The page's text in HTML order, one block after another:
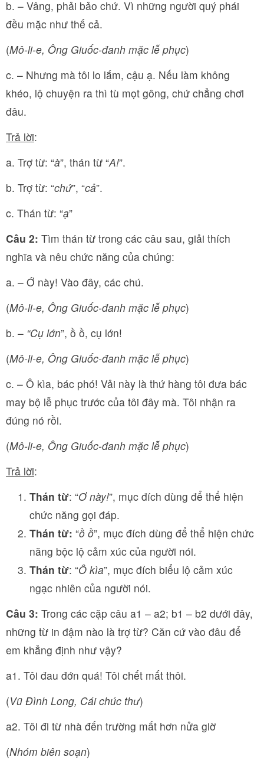
b. – Vâng, phải bảo chứ. Vì những người quý phái
đều mặc như thế cả.
(Mô-li-e, Ông Giuốc-đanh mặc lễ phục)
c. – Nhưng mà tôi lo lắm, cậu ạ. Nếu làm không
khéo, lộ chuyện ra thì tù mọt gông, chứ chẳng chơi
đâu.
Trả lời:
a. Trợ từ: “à”, thán từ “A!”.
b. Trợ từ: “chứ”, “cả”.
c. Thán từ: “ạ”
Câu 2: Tìm thán từ trong các câu sau, giải thích
nghĩa và nêu chức năng của chúng:
a. – Ớ này! Vào đây, các chú.
(Mô-li-e, Ông Giuốc-đanh mặc lễ phục)
b. – “Cụ lớn”, ồ ồ, cụ lớn!
(Mô-li-e, Ông Giuốc-đanh mặc lễ phục)
c. – Ô kìa, bác phó! Vải này là thứ hàng tôi đưa bác
may bộ lễ phục trước của tôi đây mà. Tôi nhận ra
đúng nó rồi.
(Mô-li-e, Ông Giuốc-đanh mặc lễ phục)
Trả lời:
Thán từ: “Ơ này!”, mục đích dùng để thể hiện
chức năng gọi đáp.
Thán từ: “ồ ồ”, mục đích dùng để thể hiện chức
năng bộc lộ cảm xúc của người nói.
Thán từ: “Ô kìa”, mục đích biểu lộ cảm xúc
ngạc nhiên của người nói.
Câu 3: Trong các cặp câu a1 – a2; b1 – b2 dưới đây,
những từ in đậm nào là trợ từ? Căn cứ vào đâu để
em khẳng định như vậy?
a1. Tôi đau đớn quá! Tôi chết mất thôi.
(Vũ Đình Long, Cái chúc thư)
a2. Tôi đi từ nhà đến trường mất hơn nửa giờ
(Nhóm biên soạn)